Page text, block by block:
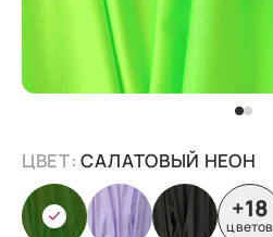
ЦВЕТ:САЛАТОВЫЙ НЕОН
+18
цветов